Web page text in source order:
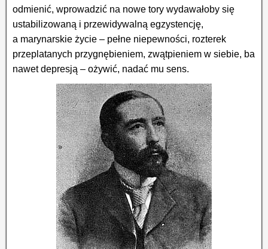
odmienić, wprowadzić na nowe tory wydawałoby się
ustabilizowaną i przewidy­wal­ną egzystencję,
a marynarskie życie – pełne niepewności, rozterek
przeplatanych przygnębieniem, zwątpieniem w siebie, ba
nawet depresją – ożywić, nadać mu sens.